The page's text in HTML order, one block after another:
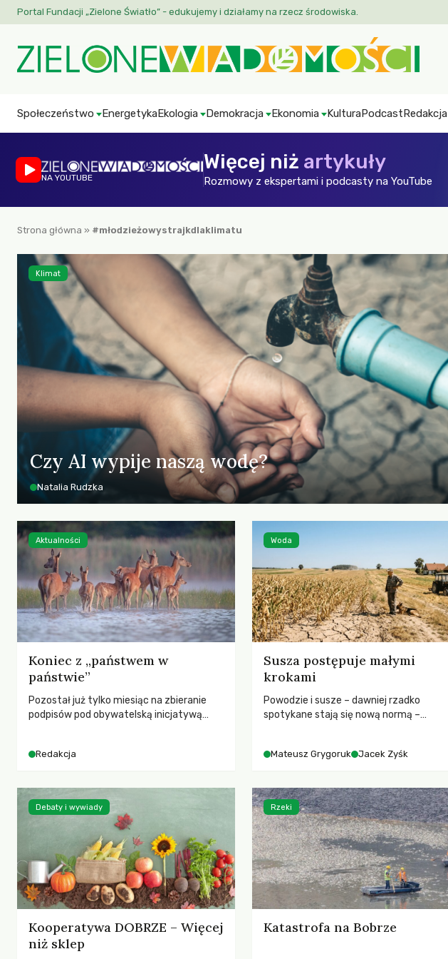
Portal Fundacji „Zielone Światło” - edukujemy i działamy na rzecz środowiska.
Społeczeństwo EnergetykaEkologia Demokracja Ekonomia KulturaPodcastRedakcja
NA YOUTUBE
Więcej niż artykuły
Rozmowy z ekspertami i podcasty na YouTube
Strona główna » #młodzieżowystrajkdlaklimatu
Czy AI wypije naszą wodę?
Natalia Rudzka
Klimat
Koniec z „państwem w
państwie”
Pozostał już tylko miesiąc na zbieranie
podpisów pod obywatelską inicjatywą
pełną mobilizację, ponieważ projekt
rozwiązania dla przyrody i zwierząt,
radykalnie zmieniając dotychczasowy
paradygmat funkcjonowania łowiectwa w
Polsce.
Redakcja
Aktualności
Susza postępuje małymi
krokami
Powodzie i susze – dawniej rzadko
spotykane stają się nową normą –
SGGW.
Mateusz Grygoruk Jacek Zyśk
Woda
Kooperatywa DOBRZE – Więcej
niż sklep
Debaty i wywiady
Katastrofa na Bobrze
Rzeki